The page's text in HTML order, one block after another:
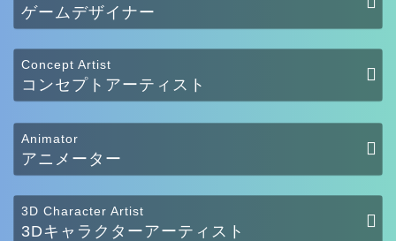
ゲームデザイナー
Concept Artist
コンセプトアーティスト
Animator
アニメーター
3D Character Artist
3Dキャラクターアーティスト